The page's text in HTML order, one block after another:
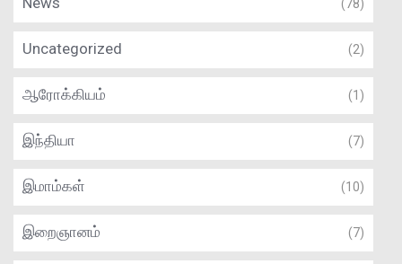
(78)
Uncategorized (2)
ஆரோக்கியம் (1)
இந்தியா (7)
இமாம்கள் (10)
இறைஞானம் (7)